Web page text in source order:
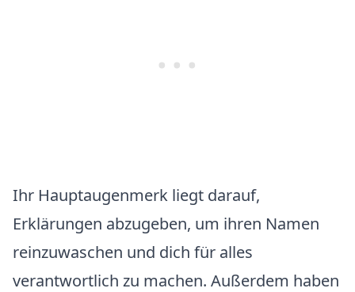
Ihr Hauptaugenmerk liegt darauf,
Erklärungen abzugeben, um ihren Namen
reinzuwaschen und dich für alles
verantwortlich zu machen. Außerdem haben